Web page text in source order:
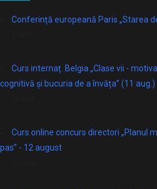
Conferință europeană Paris „Starea
Curs internaț. Belgia „Clase vii -
cognitivă și bucuria de a învăța” (11 aug.)
Curs online concurs directori „Planul
pas” - 12 august